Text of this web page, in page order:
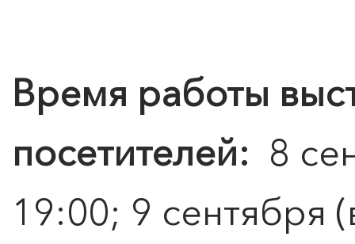
Время работы
посетителей: 8
19:00; 9 сентября